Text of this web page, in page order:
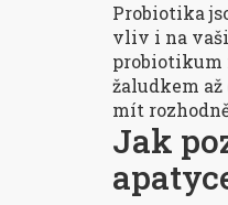
Probiotika
vliv i na
probiotikum
žaludkem
mít
Jak